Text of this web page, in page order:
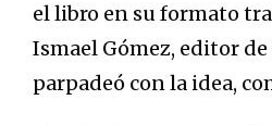
el libro en su formato
Ismael Gómez, editor
parpadeó con la idea,